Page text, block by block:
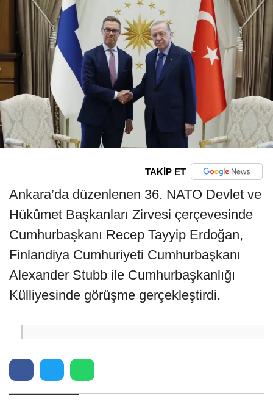
TAKİP ET
Ankara’da düzenlenen 36. NATO Devlet ve
Hükûmet Başkanları Zirvesi çerçevesinde
Cumhurbaşkanı Recep Tayyip Erdoğan,
Finlandiya Cumhuriyeti Cumhurbaşkanı
Alexander Stubb ile Cumhurbaşkanlığı
Külliyesinde görüşme gerçekleştirdi.